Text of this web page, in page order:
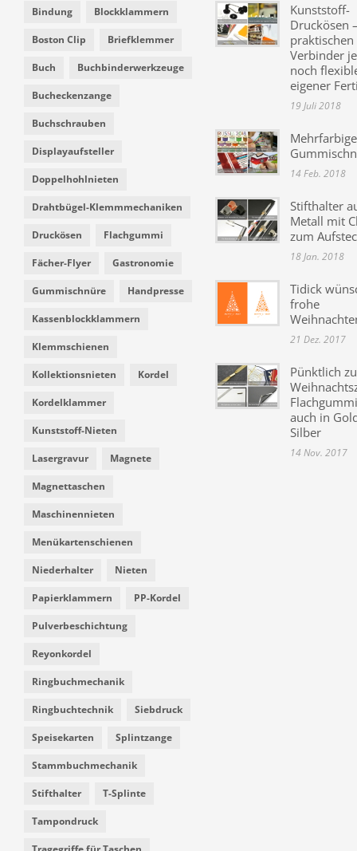
Bindung Blockklammern
Boston Clip Briefklemmer
Buch Buchbinderwerkzeuge
Bucheckenzange
Buchschrauben
Displayaufsteller
Doppelhohlnieten
Drahtbügel-Klemmmechaniken
Druckösen Flachgummi
Fächer-Flyer Gastronomie
Gummischnüre Handpresse
Kassenblockklammern
Klemmschienen
Kollektionsnieten Kordel
Kordelklammer
Kunststoff-Nieten
Lasergravur Magnete
Magnettaschen
Maschinennieten
Menükartenschienen
Niederhalter Nieten
Papierklammern PP-Kordel
Pulverbeschichtung
Reyonkordel
Ringbuchmechanik
Ringbuchtechnik Siebdruck
Speisekarten Splintzange
Stammbuchmechanik
Stifthalter T-Splinte
Tampondruck
Kunststoff-
Druckösen
praktischen
Verbinder
noch
eigener
19 Juli 2018
Mehrfarbige
14 Feb. 2018
Stifthalter
Metall mit
zum
18 Jan. 2018
Tidick
frohe
21 Dez. 2017
Pünktlich
auch in
Silber
14 Nov. 2017